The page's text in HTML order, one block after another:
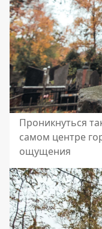
Проникнуться
самом центре
ощущения